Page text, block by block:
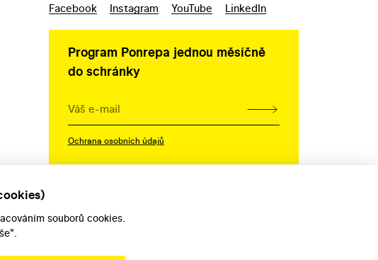
Facebook Instagram YouTube LinkedIn
Program Ponrepa jednou měsíčně
do schránky
Ochrana osobních údajů
souborů cookies.